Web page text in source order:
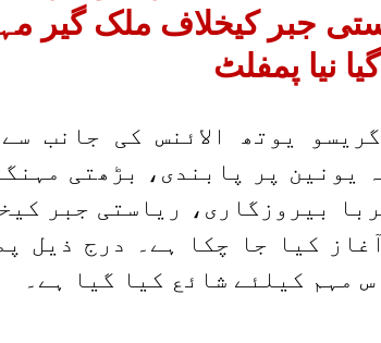
جبر کیخلاف ملک گیر
نیا پمفلٹ
یوتھ الائنس کی جانب
یونین پر پابندی، بڑھتی
بیروزگاری، ریاستی جبر
کیا جا چکا ہے۔ درج ذیل
مہم کیلئے شائع کیا گیا ہے۔